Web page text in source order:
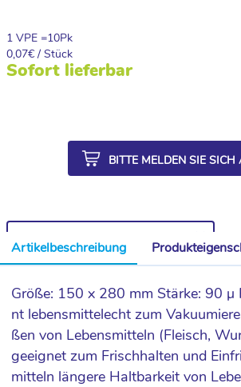
1 VPE =10Pk
0,07€ / Stück
Sofort lieferbar
BITTE MELDEN SIE SICH
Artikelbeschreibung
Größe: 150 x 280 mm Stärke: 90 µ
nt lebensmittelecht zum
ßen von Lebensmitteln (Fleisch,
geeignet zum Frischhalten und
mitteln längere Haltbarkeit von